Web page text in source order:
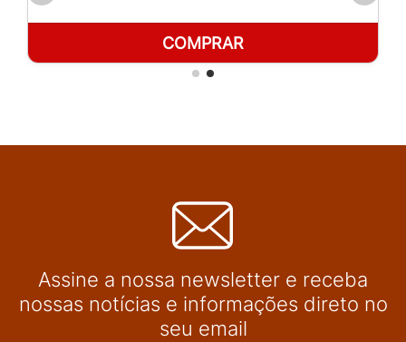
COMPRAR
Assine a nossa newsletter e receba
nossas notícias e informações direto no
seu email